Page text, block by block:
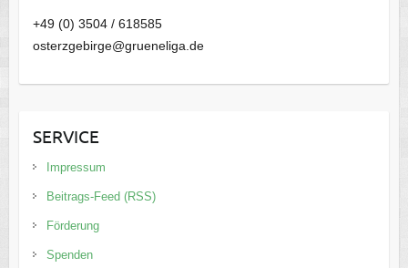
+49 (0) 3504 / 618585
osterzgebirge@grueneliga.de
SERVICE
Impressum
Beitrags-Feed (RSS)
Förderung
Spenden